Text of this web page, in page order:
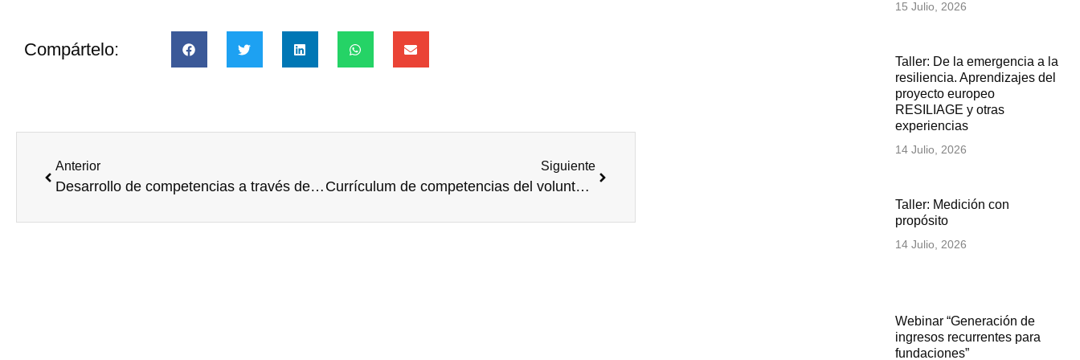
Compártelo:
Anterior
Desarrollo de competencias a través del voluntariado corporativo
Siguiente
Currículum de competencias del voluntariado
15 Julio, 2026
Taller: De la emergencia a la
resiliencia. Aprendizajes del
proyecto europeo
RESILIAGE y otras
experiencias
14 Julio, 2026
Taller: Medición con
propósito
14 Julio, 2026
Webinar “Generación de
ingresos recurrentes para
fundaciones”